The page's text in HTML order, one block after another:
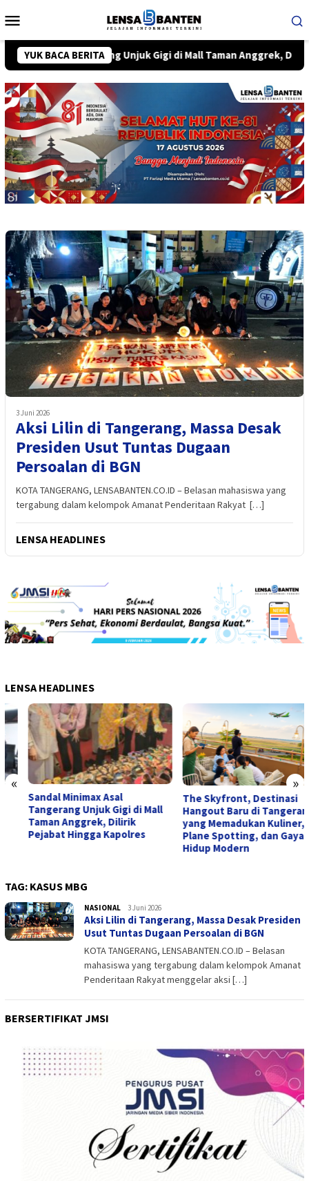
ke
Mobile
YUK BACA BERITA
Tangerang Unjuk Gigi di Mall Taman Anggrek, Dilirik Pejabat
3 Juni 2026
Aksi Lilin di Tangerang, Massa Desak
Presiden Usut Tuntas Dugaan
Persoalan di BGN
KOTA TANGERANG, LENSABANTEN.CO.ID – Belasan mahasiswa yang
tergabung dalam kelompok Amanat Penderitaan Rakyat […]
LENSA HEADLINES
LENSA HEADLINES
« »
Sandal Minimax Asal
Tangerang Unjuk Gigi di Mall
Taman Anggrek, Dilirik
Pejabat Hingga Kapolres
The Skyfront, Destinasi
Hangout Baru di Tangerang
yang Memadukan Kuliner,
Plane Spotting, dan Gaya
Hidup Modern
TAG: KASUS MBG
NASIONAL admin
3 Juni 2026
Aksi Lilin di Tangerang, Massa Desak Presiden
Usut Tuntas Dugaan Persoalan di BGN
KOTA TANGERANG, LENSABANTEN.CO.ID – Belasan
mahasiswa yang tergabung dalam kelompok Amanat
Penderitaan Rakyat menggelar aksi […]
BERSERTIFIKAT JMSI